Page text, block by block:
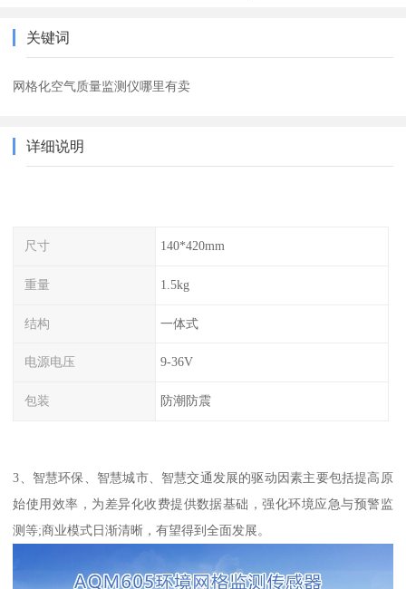
关键词
网格化空气质量监测仪哪里有卖
详细说明
尺寸 140*420mm
重量 1.5kg
结构 一体式
电源电压 9-36V
包装 防潮防震
3、智慧环保、智慧城市、智慧交通发展的驱动因素主要包括提高原
始使用效率，为差异化收费提供数据基础，强化环境应急与预警监
测等;商业模式日渐清晰，有望得到全面发展。